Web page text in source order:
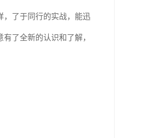
了于同行的实战，能迅
了全新的认识和了解，